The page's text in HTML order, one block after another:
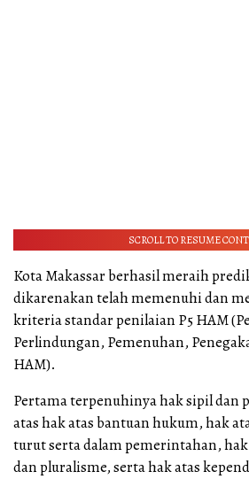
SCROLL TO RESUME
Kota Makassar berhasil meraih
dikarenakan telah memenuhi dan
kriteria standar penilaian P5 HAM
Perlindungan, Pemenuhan,
HAM).
Pertama terpenuhinya hak sipil
atas hak atas bantuan hukum, hak
turut serta dalam pemerintahan,
dan pluralisme, serta hak atas